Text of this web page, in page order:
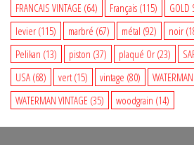
FRANCAIS VINTAGE (64) Français (115) GOLD
levier (115) marbré (67) métal (92) noir
Pelikan (13) piston (37) plaqué Or (23)
USA (68) vert(15) vintage (80) WATERMAN
WATERMAN VINTAGE (35) woodgrain (14)